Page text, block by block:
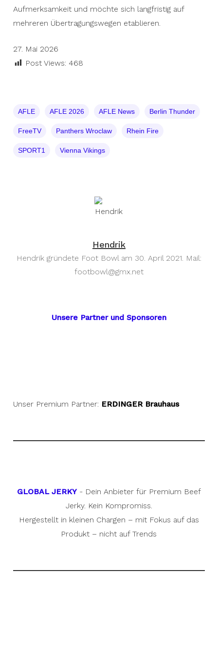
Aufmerksamkeit und möchte sich langfristig auf
mehreren Übertragungswegen etablieren.
27. Mai 2026
Post Views: 468
AFLE AFLE 2026 AFLE News Berlin Thunder
FreeTV Panthers Wroclaw Rhein Fire
SPORT1 Vienna Vikings
Hendrik
Hendrik gründete Foot Bowl am 30. April 2021. Mail:
footbowl@gmx.net
Unsere Partner und Sponsoren
Unser Premium Partner: ERDINGER Brauhaus
GLOBAL JERKY- Dein Anbieter für Premium Beef
Jerky. Kein Kompromiss.
Hergestellt in kleinen Chargen – mit Fokus auf das
Produkt – nicht auf Trends